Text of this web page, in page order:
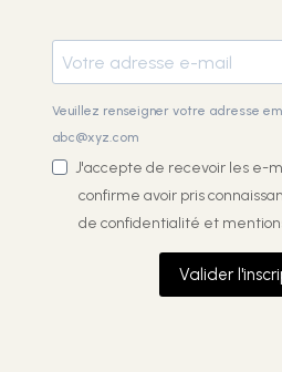
Veuillez renseigner votre adresse
abc@xyz.com
J'accepte de recevoir les e-
confirme avoir pris
de confidentialité et
Valider